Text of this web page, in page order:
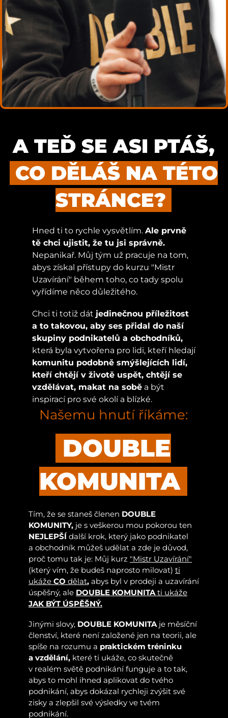
A TEĎ SE ASI PTÁŠ,
CO DĚLÁŠ NA TÉTO
STRÁNCE?
Hned ti to rychle vysvětlím. Ale prvně
tě chci ujistit, že tu jsi správně.
Nepanikař. Můj tým už pracuje na tom,
abys získal přístupy do kurzu "Mistr
Uzavírání" během toho, co tady spolu
vyřídíme něco důležitého.
Chci ti totiž dát jedinečnou příležitost
a to takovou, aby ses přidal do naší
skupiny podnikatelů a obchodníků,
která byla vytvořena pro lidi, kteří hledají
komunitu podobně smýšlejících lidí,
kteří chtějí v životě uspět, chtějí se
vzdělávat, makat na soběa být
inspirací pro své okolí a blízké.
Našemu hnutí říkáme:
DOUBLE
KOMUNITA
Tím, že se staneš členen DOUBLE
KOMUNITY, je s veškerou mou pokorou ten
NEJLEPŠÍ další krok, který jako podnikatel
a obchodník můžeš udělat a zde je důvod,
proč tomu tak je: Můj kurz "Mistr Uzavírání"
(který vím, že budeš naprosto milovat) ti
ukáže CO dělat, abys byl v prodeji a uzavírání
úspěšný, ale DOUBLE KOMUNITAti ukáže
JAK BÝT ÚSPĚŠNÝ.
Jinými slovy, DOUBLE KOMUNITAje měsíční
členství, které není založené jen na teorii, ale
spíše na rozumu a praktickém tréninku
a vzdělání, které ti ukáže, co skutečně
v realém světě podnikání funguje a to tak,
abys to mohl ihned aplikovat do tvého
podnikání, abys dokázal rychleji zvýšit své
zisky a zlepšil své výsledky ve tvém
podnikání.